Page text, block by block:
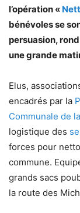
l’opération «
bénévoles se
persuasion,
une grande
Elus,
encadrés par la
Communale de
logistique des
forces pour
commune.
grands sacs
la route des